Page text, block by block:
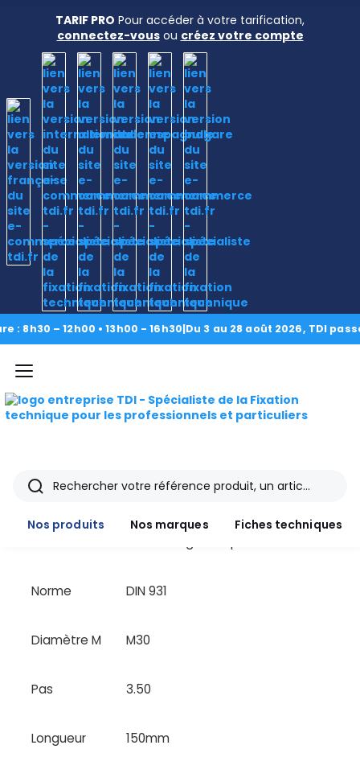
TARIF PRO Pour accéder à votre tarification,
connectez-vousou créez votre compte
– 12h00 • 13h00 - 16h30|Du 3 au 28 août 2026, TDI passe
Nos
produits
CAD/3D
Fiches
Catalogue
menu
Rechercher
Nos produits
Nos marques Fiches techniques
Accueil › Comparateur produits
Comparateur produits
Ajoutez des produits pour démarrer le comparateur
Produit
Prix 11.22 €
Norme DIN 931
Diamètre M M30
Pas 3.50
Longueur 150mm